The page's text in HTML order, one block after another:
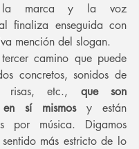
la marca y la voz
finaliza enseguida con
mención del slogan.
camino que puede
concretos, sonidos de
risas, etc., que son
en sí mismos y están
por música. Digamos
más estricto de lo